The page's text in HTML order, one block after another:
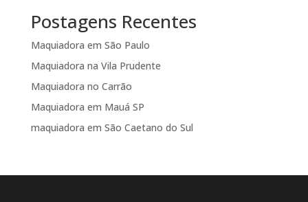
Postagens Recentes
Maquiadora em São Paulo
Maquiadora na Vila Prudente
Maquiadora no Carrão
Maquiadora em Mauá SP
maquiadora em São Caetano do Sul